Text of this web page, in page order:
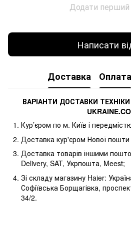
Додати перший
Написати
Доставка Оплата
ВАРІАНТИ ДОСТАВКИ
UKRAINE.
Кур’єром по м. Київ і
Доставка кур'єром Нової пошти
Доставка товарів іншими
Delivery, SAT, Укрпошта, Meest;
Зі складу магазину Haier:
Софіївська Борщагівка,
34/2.